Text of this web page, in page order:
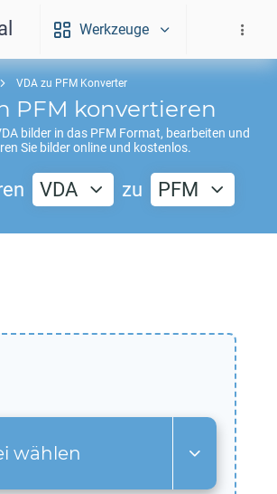
Werkzeuge
VDA zu PFM Konverter
PFM konvertieren
bilder in das PFM Format, bearbeiten und
Sie bilder online und kostenlos.
VDA zu PFM
wählen